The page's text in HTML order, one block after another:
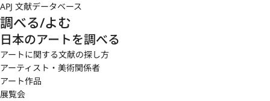
APJ 文献データベース
調べる/よむ
日本のアートを調べる
アートに関する文献の探し方
アーティスト・美術関係者
アート作品
展覧会